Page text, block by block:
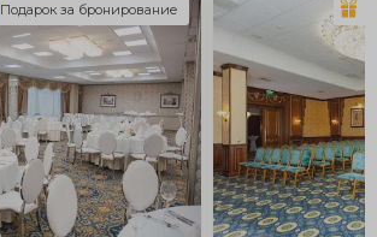
Подарок за бронирование